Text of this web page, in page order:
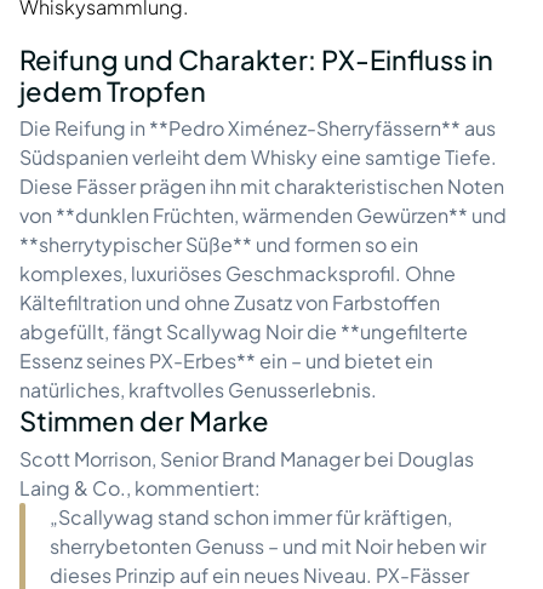
Whiskysammlung.
Reifung und Charakter: PX-Einfluss in
jedem Tropfen
Die Reifung in **Pedro Ximénez-Sherryfässern** aus
Südspanien verleiht dem Whisky eine samtige Tiefe.
Diese Fässer prägen ihn mit charakteristischen Noten
von **dunklen Früchten, wärmenden Gewürzen** und
**sherrytypischer Süße** und formen so ein
komplexes, luxuriöses Geschmacksprofil. Ohne
Kältefiltration und ohne Zusatz von Farbstoffen
abgefüllt, fängt Scallywag Noir die **ungefilterte
Essenz seines PX-Erbes** ein – und bietet ein
natürliches, kraftvolles Genusserlebnis.
Stimmen der Marke
Scott Morrison, Senior Brand Manager bei Douglas
Laing & Co., kommentiert:
„Scallywag stand schon immer für kräftigen,
sherrybetonten Genuss – und mit Noir heben wir
dieses Prinzip auf ein neues Niveau. PX-Fässer